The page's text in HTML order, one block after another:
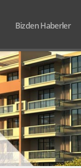
Bizden Haberler